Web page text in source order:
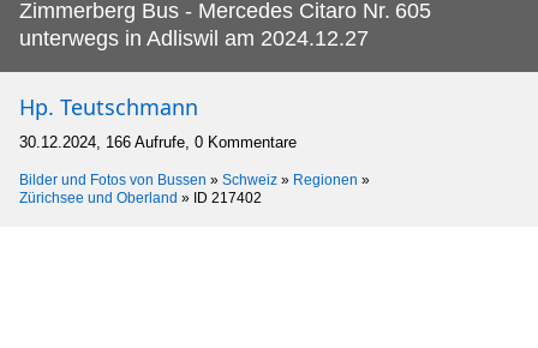
Zimmerberg Bus - Mercedes Citaro Nr. 605
unterwegs in Adliswil am 2024.12.27
Hp. Teutschmann
30.12.2024, 166 Aufrufe, 0 Kommentare
Bilder und Fotos von Bussen » Schweiz » Regionen »
Zürichsee und Oberland » ID 217402